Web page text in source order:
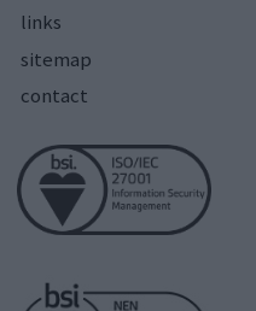
links
sitemap
contact